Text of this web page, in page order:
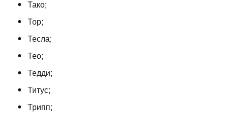
Тако;
Тор;
Тесла;
Тео;
Тедди;
Титус;
Трипп;